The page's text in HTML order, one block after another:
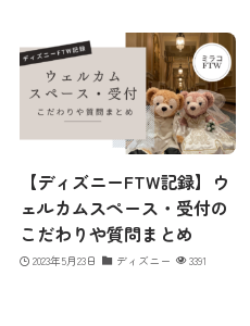
【ディズニーFTW記録】ウ
ェルカムスペース・受付の
こだわりや質問まとめ
2023年5月23日 ディズニー 3391